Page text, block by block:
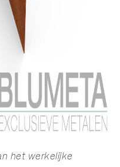
het werkelijke